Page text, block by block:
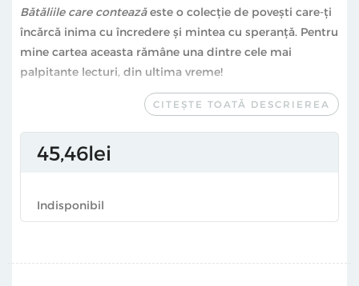
Bătăliile care conteazăeste o colecție de povești care-ți
încărcă inima cu încredere și mintea cu speranță. Pentru
mine cartea aceasta rămâne una dintre cele mai
palpitante lecturi, din ultima vreme!
Gáspár György, psihoterapeut și autorul cărților Copilul
“Am citit multe cărți în care autorii încearcă, cu mai
principii de leadership dintr-un domeniu în altul - cum
ar fi din armată către business.
CITEȘTE TOATĂ DESCRIEREA
4546lei
Indisponibil